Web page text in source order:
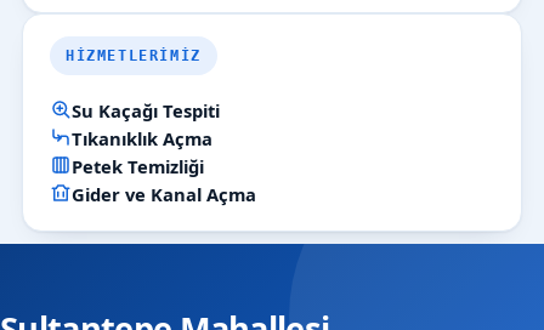
HIZMETLERIMIZ
Su Kaçağı Tespiti
Tıkanıklık Açma
Petek Temizliği
Gider ve Kanal Açma